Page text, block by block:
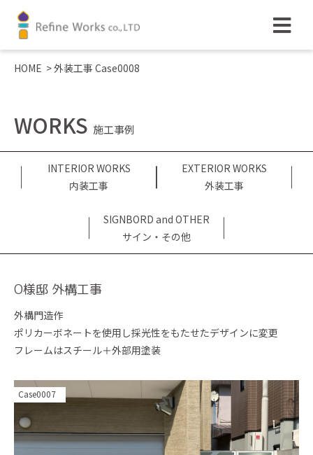
HOME >外装工事 Case0008
WORKS 施工事例
INTERIOR WORKS
内装工事
EXTERIOR WORKS
外装工事
SIGNBORD and OTHER
サイン・その他
Case0007
O様邸 外構工事
外構門造作
ポリカーボネートを使用し採光性をもたせたデザインに変更
フレームはスチール＋外部用塗装